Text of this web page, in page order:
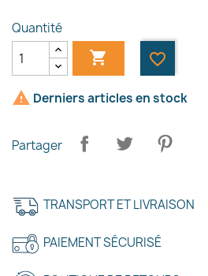
Quantité
 favorite_border
 Derniers articles en stock
Partager
TRANSPORT ET LIVRAISON
PAIEMENT SÉCURISÉ
Créer une liste